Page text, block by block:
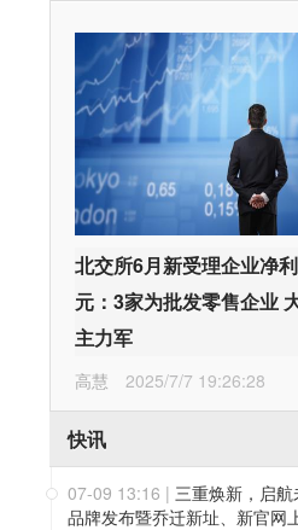
北交所6月新受理企业净
元：3家为批发零售企业
主力军
高慧 2025/7/7 19:26:28
快讯
07-09 13:16 | 三重焕新，启
品牌发布暨乔迁新址、新官网